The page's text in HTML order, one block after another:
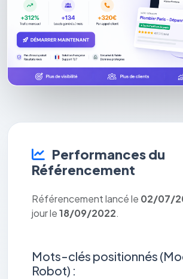
Performances du
Référencement
Référencement lancé le 02/07/
jour le18/09/2022.
Mots-clés positionnés
Robot) :